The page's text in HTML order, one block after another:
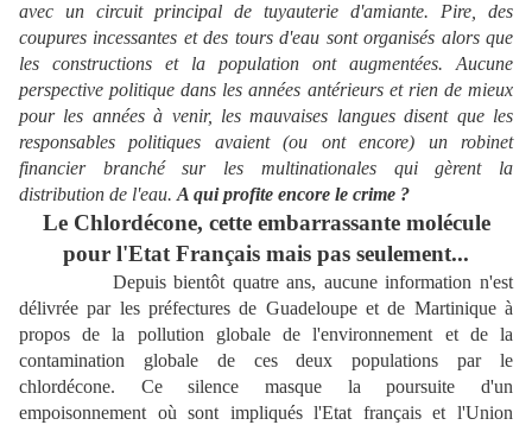
avec un circuit principal de tuyauterie d'amiante. Pire, des
coupures incessantes et des tours d'eau sont organisés alors que
les constructions et la population ont augmentées. Aucune
perspective politique dans les années antérieurs et rien de mieux
pour les années à venir, les mauvaises langues disent que les
responsables politiques avaient (ou ont encore) un robinet
financier branché sur les multinationales qui gèrent la
distribution de l'eau. A qui profite encore le crime ?
Le Chlordécone, cette embarrassante molécule
pour l'Etat Français mais pas seulement...
Depuis bientôt quatre ans, aucune information n'est
délivrée par les préfectures de Guadeloupe et de Martinique à
propos de la pollution globale de l'environnement et de la
contamination globale de ces deux populations par le
chlordécone. Ce silence masque la poursuite d'un
empoisonnement où sont impliqués l'Etat français et l'Union